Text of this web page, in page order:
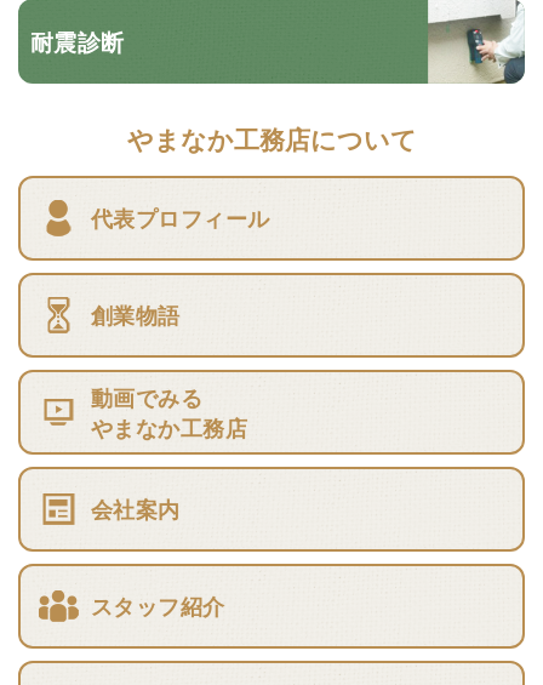
耐震診断
やまなか工務店について
代表プロフィール
創業物語
動画でみる
やまなか工務店
会社案内
スタッフ紹介